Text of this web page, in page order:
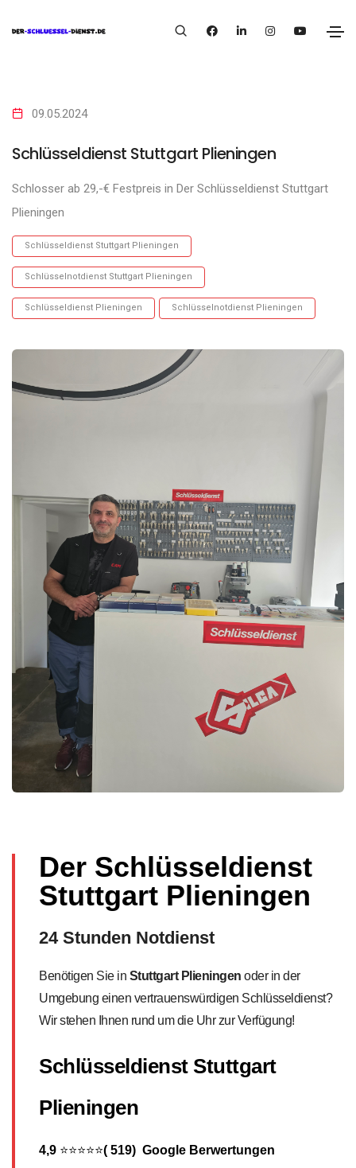
09.05.2024
Schlüsseldienst Stuttgart Plieningen
Schlosser ab 29,-€ Festpreis in Der Schlüsseldienst Stuttgart
Plieningen
Schlüsseldienst Stuttgart Plieningen
Schlüsselnotdienst Stuttgart Plieningen
Schlüsseldienst Plieningen Schlüsselnotdienst Plieningen
Der Schlüsseldienst
Stuttgart Plieningen
24 Stunden Notdienst
Benötigen Sie in Stuttgart Plieningen​ oder in der
Umgebung einen vertrauenswürdigen Schlüsseldienst?
Wir stehen Ihnen rund um die Uhr zur Verfügung!
Schlüsseldienst Stuttgart
Plieningen
4,9 ⭐⭐⭐⭐⭐( 519) Google Berwertungen